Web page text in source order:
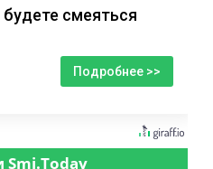
смеяться
Подробнее >>